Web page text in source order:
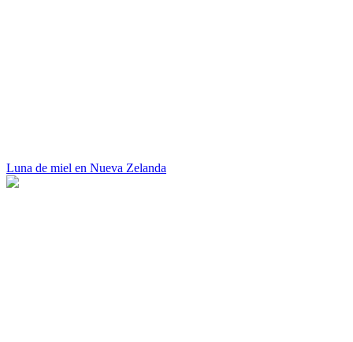
Luna de miel en Nueva Zelanda